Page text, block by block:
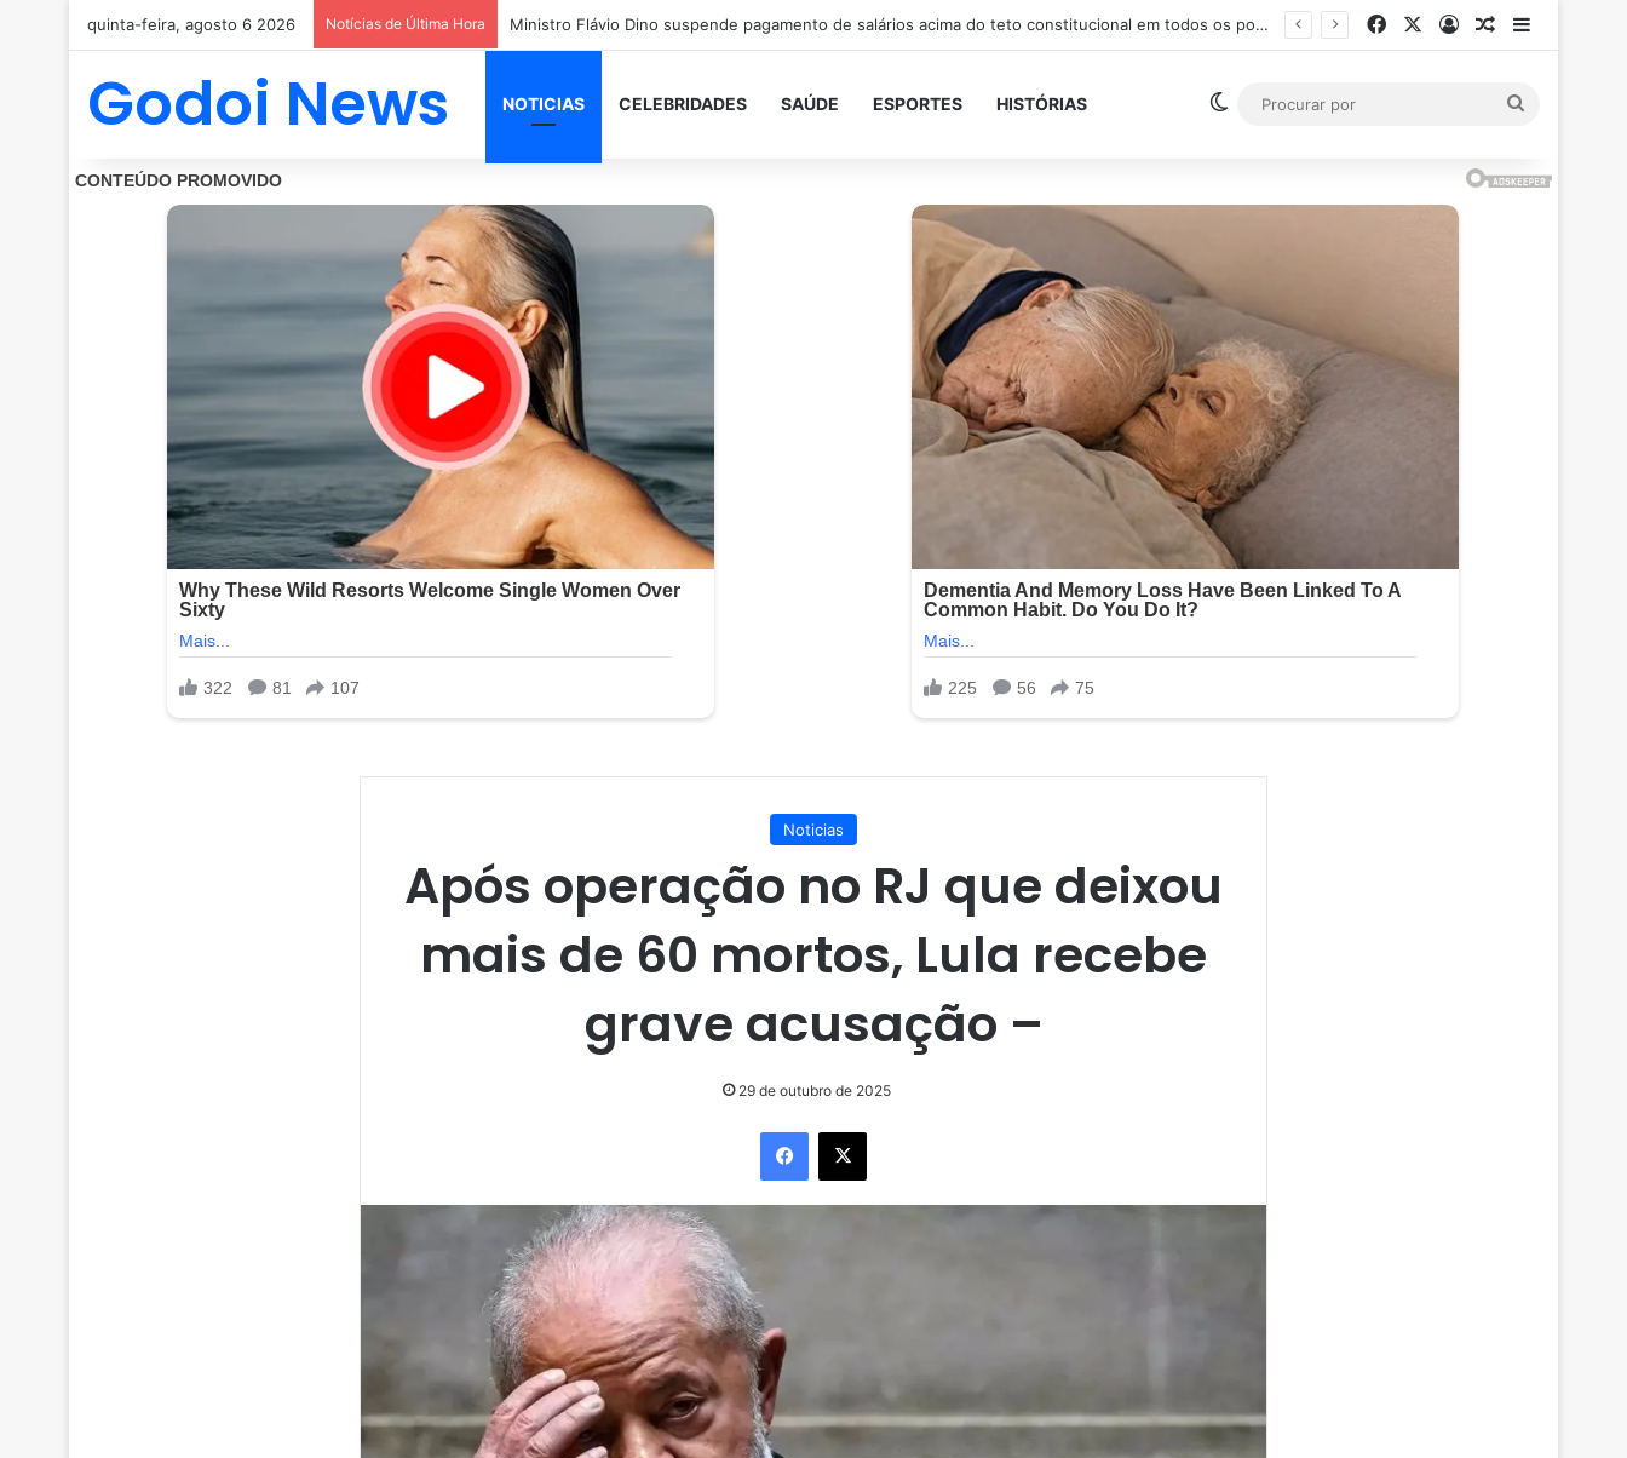
quinta-feira, agosto 6 2026 Notícias de Última Hora Ministro Flávio Dino suspende pagamento de salários acima do teto constitucional em todos os poderes FacebookEntrarArtigoBarra
Godoi News NOTICIAS CELEBRIDADES SAÚDE ESPORTES HISTÓRIAS Switch skin
Noticias
Após operação no RJ que deixou
mais de 60 mortos, Lula recebe
grave acusação –
29 de outubro de 2025
Facebook
X